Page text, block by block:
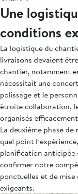
Une
conditions
La logistique du
livraisons devaient
chantier, notamment
nécessitait une
polissage et le
étroite collaboration,
organisés
La deuxième phase
quel point
planification anticipée
confirmer notre
ponctuelles et de
exigeants.